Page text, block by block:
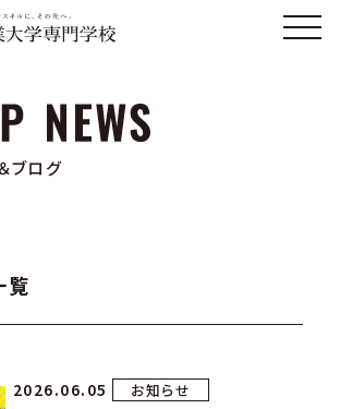
ブログ
覧
2026.06.05 お知らせ